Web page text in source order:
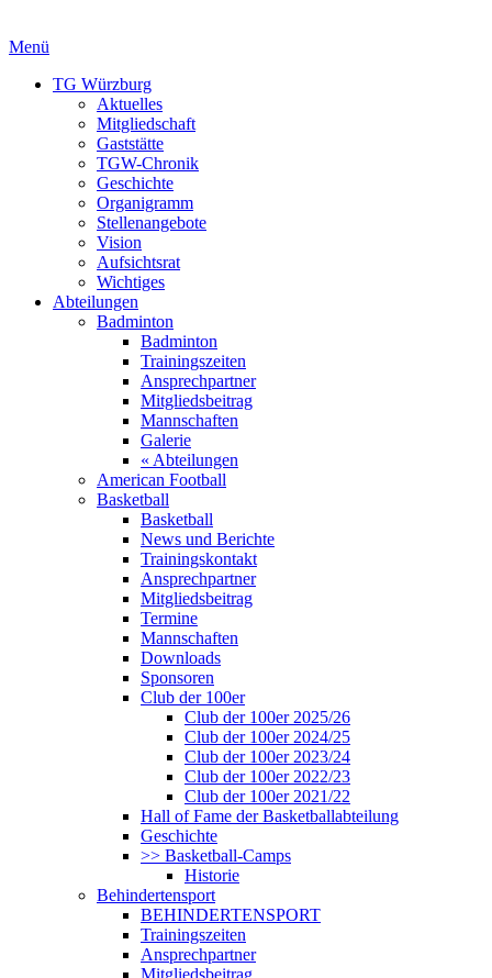
Menü
TG Würzburg
Aktuelles
Mitgliedschaft
Gaststätte
TGW-Chronik
Geschichte
Organigramm
Stellenangebote
Vision
Aufsichtsrat
Wichtiges
Abteilungen
Badminton
Badminton
Trainingszeiten
Ansprechpartner
Mitgliedsbeitrag
Mannschaften
Galerie
« Abteilungen
American Football
Basketball
Basketball
News und Berichte
Trainingskontakt
Ansprechpartner
Mitgliedsbeitrag
Termine
Mannschaften
Downloads
Sponsoren
Club der 100er
Club der 100er 2025/26
Club der 100er 2024/25
Club der 100er 2023/24
Club der 100er 2022/23
Club der 100er 2021/22
Hall of Fame der Basketballabteilung
Geschichte
>> Basketball-Camps
Historie
Behindertensport
BEHINDERTENSPORT
Trainingszeiten
Ansprechpartner
Mitgliedsbeitrag